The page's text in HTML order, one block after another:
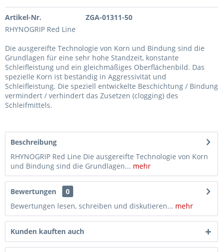
Artikel-Nr.
ZGA-01311-50
RHYNOGRIP Red Line
Die ausgereifte Technologie von Korn und Bindung sind die
Grundlagen für eine sehr hohe Standzeit, konstante
Schleifleistung und ein gleichmäßiges Oberflächenbild. Das
spezielle Korn ist beständig in Aggressivität und
Schleifleistung. Die speziell entwickelte Beschichtung / Bindung
vermindert / verhindert das Zusetzen (clogging) des
Schleifmittels.
Beschreibung
RHYNOGRIP Red Line Die ausgereifte Technologie von Korn
und Bindung sind die Grundlagen... mehr
Bewertungen
0
Bewertungen lesen, schreiben und diskutieren... mehr
Kunden kauften auch